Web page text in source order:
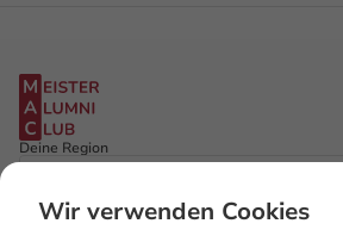
Deine Region
Der Club
Wir verwenden Cookies